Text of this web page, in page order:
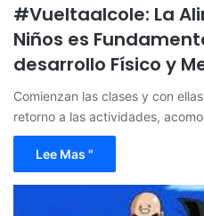
#Vueltaalcole: La
Niños es
desarrollo Físico y
Comienzan las clases y con
retorno a las actividades,
Lee Mas "